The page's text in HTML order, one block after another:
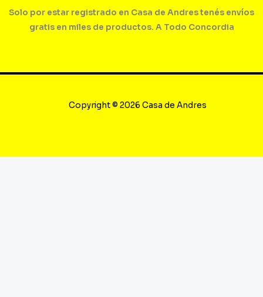
Solo por estar registrado en Casa de Andres tenés envíos
gratis en miles de productos. A Todo Concordia
Copyright © 2026 Casa de Andres